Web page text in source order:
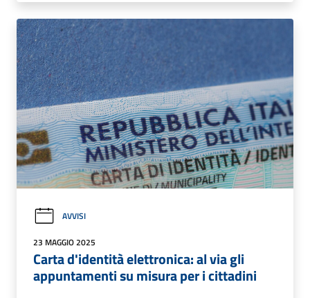
AVVISI
23 MAGGIO 2025
Carta d'identità elettronica: al via gli
appuntamenti su misura per i cittadini